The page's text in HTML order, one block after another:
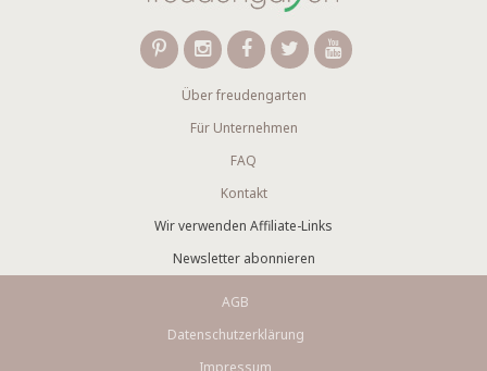
Über freudengarten
Für Unternehmen
FAQ
Kontakt
Wir verwenden Affiliate-Links
Newsletter abonnieren
AGB
Datenschutzerklärung
Impressum